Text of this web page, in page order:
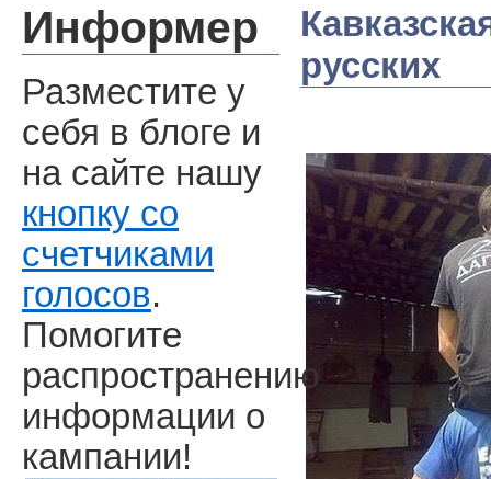
русских
Информер
Разместите у
себя в блоге и
на сайте нашу
кнопку со
счетчиками
голосов.
Помогите
распространению
информации о
кампании!